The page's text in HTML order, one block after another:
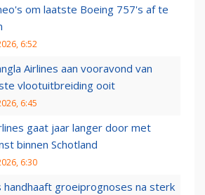
om laatste Boeing 757's af te
6:52
Airlines aan vooravond van
vlootuitbreiding ooit
6:45
gaat jaar langer door met
binnen Schotland
6:30
handhaaft groeiprognoses na sterk